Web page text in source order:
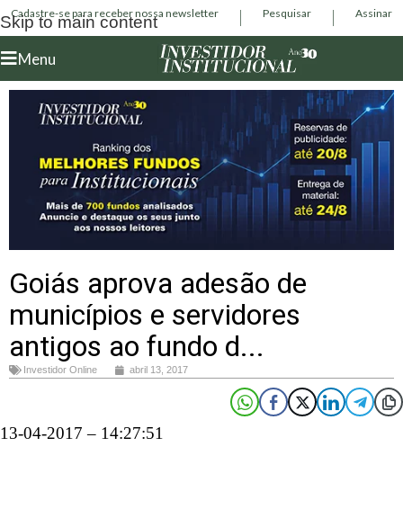
Skip to main content
Cadastre-se para receber nossa newsletter Pesquisar Assinar
Menu
Goiás aprova adesão de
municípios e servidores
antigos ao fundo d...
Investidor Online abril 13, 2017
13-04-2017 – 14:27:51